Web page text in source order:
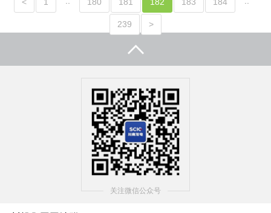
239 >
关注微信公众号